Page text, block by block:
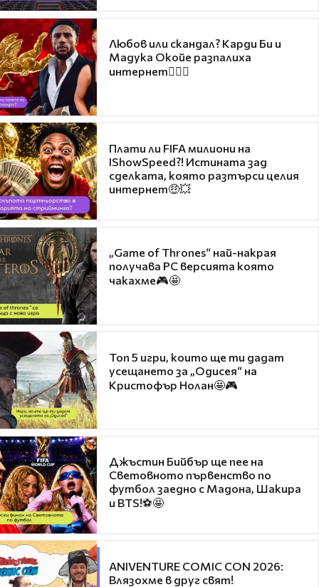
Любов или скандал? Карди Би и
Мадука Окойе разпалиха
интернет❤️‍🔥🔥
Плати ли FIFA милиони на
IShowSpeed?! Истината зад
сделката, която разтърси целия
интернет🤑💥
„Game of Thrones“ най-накрая
получава PC версията която
чакахме🎮🤩
Топ 5 игри, които ще ти дадат
усещането за „Одисея“ на
Кристофър Нолан🤩🎮
Джъстин Бийбър ще пее на
Световното първенство по
футбол заедно с Мадона, Шакира
и BTS!⚽🤩
ANIVENTURE COMIC CON 2026:
Влязохме в друг свят!